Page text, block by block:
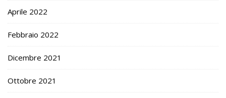
Aprile 2022
Febbraio 2022
Dicembre 2021
Ottobre 2021